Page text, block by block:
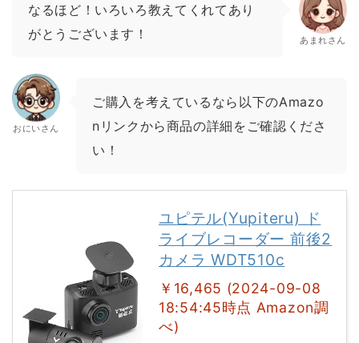
なるほど！いろいろ教えてくれてあり
がとうございます！
あまれさん
おにいさん
ご購入を考えているなら以下のAmazo
nリンクから商品の詳細をご確認くださ
い！
ユピテル(Yupiteru) ド
ライブレコーダー 前後2
カメラ WDT510c
￥16,465 (2024-09-08
18:54:45時点 Amazon調
べ)